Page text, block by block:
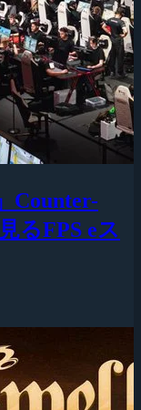
Counter-
るFPS eス